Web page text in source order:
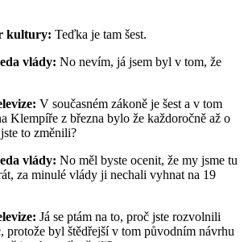
kultury: Teďka je tam šest.
vlády: No nevím, já jsem byl v tom, že
V současném zákoně je šest a v tom
Klempíře z března bylo že každoročně až o
to změnili?
vlády: No měl byste ocenit, že my jsme tu
za minulé vlády ji nechali vyhnat na 19
Já se ptám na to, proč jste rozvolnili
protože byl štědřejší v tom původním návrhu